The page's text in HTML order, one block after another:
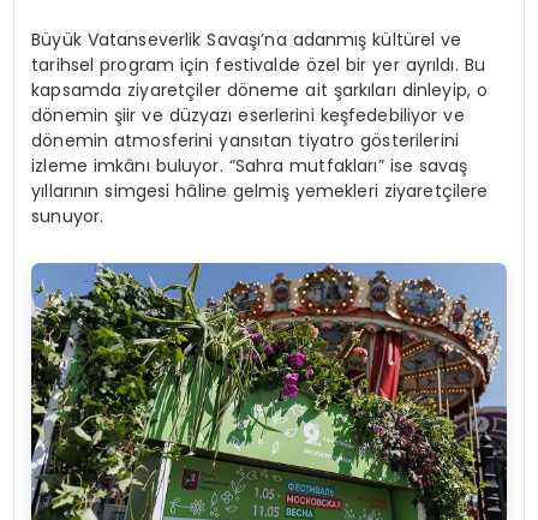
Büyük Vatanseverlik Savaşı’na adanmış kültürel ve
tarihsel program için festivalde özel bir yer ayrıldı. Bu
kapsamda ziyaretçiler döneme ait şarkıları dinleyip, o
dönemin şiir ve düzyazı eserlerini keşfedebiliyor ve
dönemin atmosferini yansıtan tiyatro gösterilerini
izleme imkânı buluyor. “Sahra mutfakları” ise savaş
yıllarının simgesi hâline gelmiş yemekleri ziyaretçilere
sunuyor.